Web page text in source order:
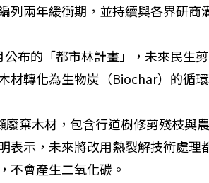
列兩年緩衝期，並持續與各界研商
布的「都市林計畫」，未來民生
材轉化為生物炭（Biochar）的循環
廢棄木材，包含行道樹修剪殘枝與
表示，未來將改用熱裂解技術處理
不會產生二氧化碳。